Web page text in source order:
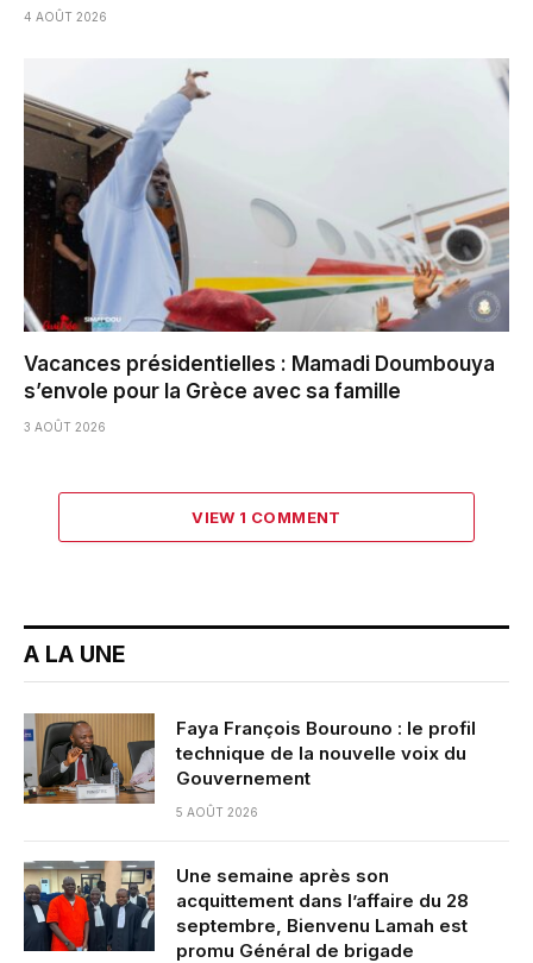
4 AOÛT 2026
Vacances présidentielles : Mamadi Doumbouya
s’envole pour la Grèce avec sa famille
3 AOÛT 2026
VIEW 1 COMMENT
A LA UNE
Faya François Bourouno : le profil
technique de la nouvelle voix du
Gouvernement
5 AOÛT 2026
Une semaine après son
acquittement dans l’affaire du 28
septembre, Bienvenu Lamah est
promu Général de brigade